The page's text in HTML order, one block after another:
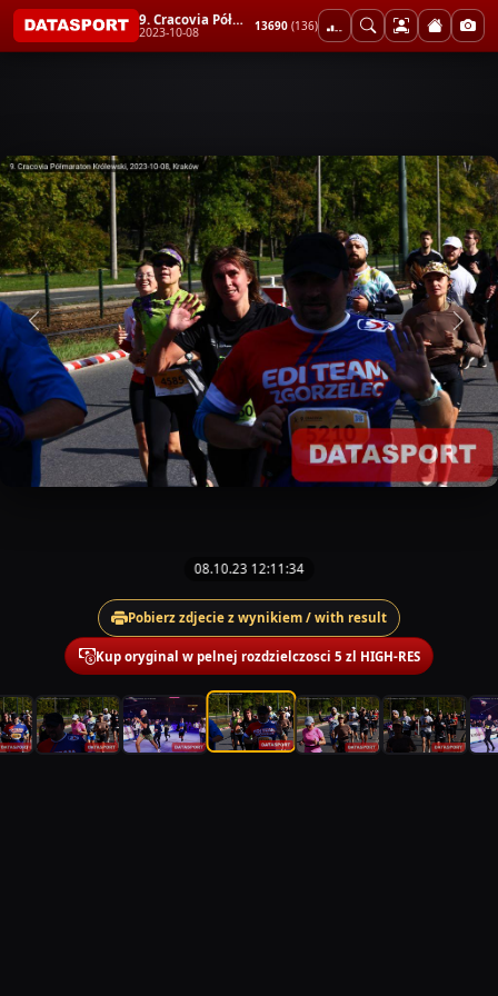
9. Cracovia Półmaraton Królewski
2023-10-08 13690 (136)
08.10.23 12:11:34
Pobierz zdjecie z wynikiem / with result
Kup oryginal w pelnej rozdzielczosci 5 zl HIGH-RES